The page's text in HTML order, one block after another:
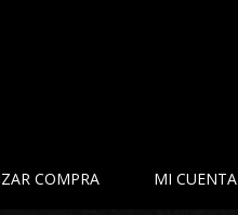
COMPRA MI CUENTA